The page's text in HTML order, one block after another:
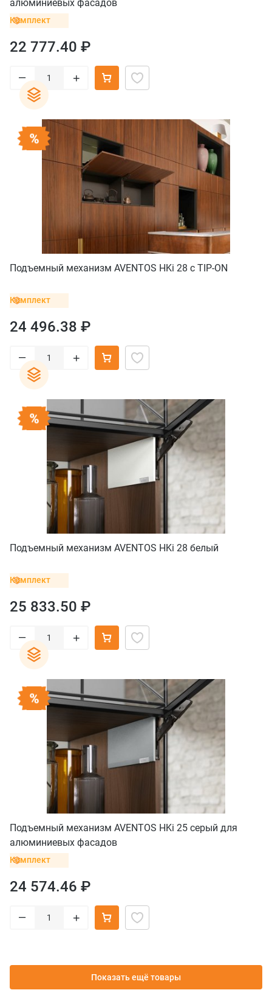
алюминиевых фасадов
Комплект
22 777.40 ₽
– +
Подъемный механизм AVENTOS HKi 28 с TIP-ON
Комплект
24 496.38 ₽
– +
Подъемный механизм AVENTOS HKi 28 белый
Комплект
25 833.50 ₽
– +
Подъемный механизм AVENTOS HKi 25 серый для
алюминиевых фасадов
Комплект
24 574.46 ₽
– +
Показать ещё товары